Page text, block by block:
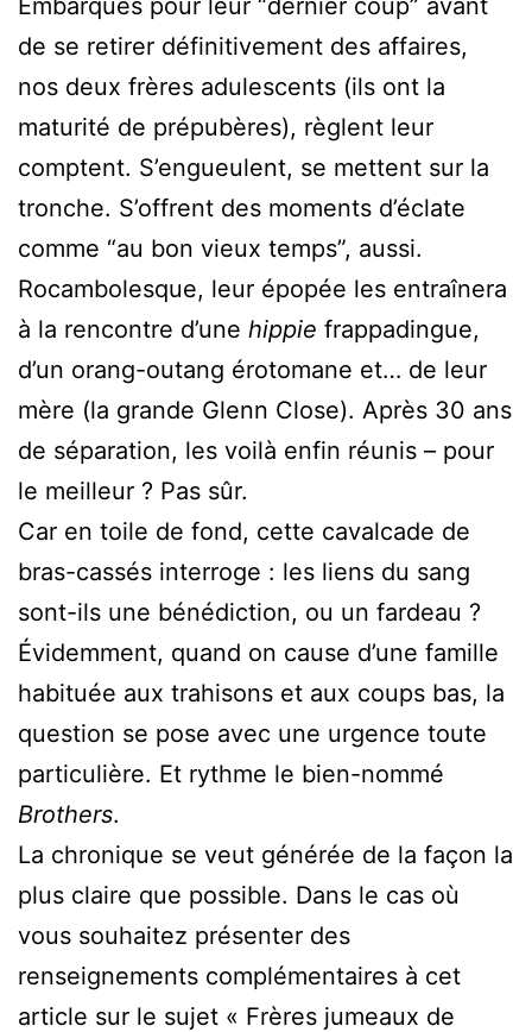
de se retirer définitivement des affaires,
nos deux frères adulescents (ils ont la
maturité de prépubères), règlent leur
comptent. S’engueulent, se mettent sur la
tronche. S’offrent des moments d’éclate
comme “au bon vieux temps”, aussi.
Rocambolesque, leur épopée les entraînera
à la rencontre d’une hippie frappadingue,
d’un orang-outang érotomane et… de leur
mère (la grande Glenn Close). Après 30 ans
de séparation, les voilà enfin réunis – pour
le meilleur ? Pas sûr.
Car en toile de fond, cette cavalcade de
bras-cassés interroge : les liens du sang
sont-ils une bénédiction, ou un fardeau ?
Évidemment, quand on cause d’une famille
habituée aux trahisons et aux coups bas, la
question se pose avec une urgence toute
particulière. Et rythme le bien-nommé
Brothers.
La chronique se veut générée de la façon la
plus claire que possible. Dans le cas où
vous souhaitez présenter des
renseignements complémentaires à cet
article sur le sujet « Frères jumeaux de